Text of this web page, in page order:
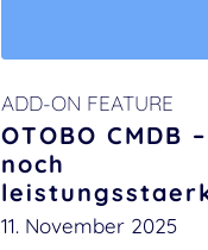
ADD-ON FEATURE
OTOBO CMDB
noch
11. November 2025